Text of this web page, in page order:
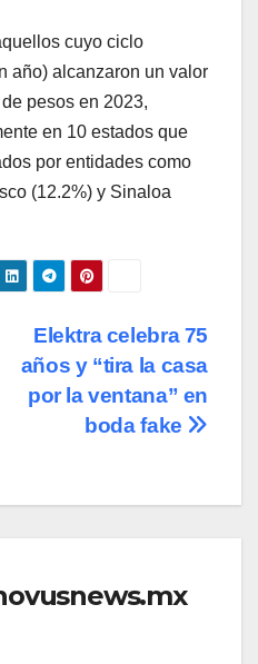
cuyo ciclo
año) alcanzaron un valor
pesos en 2023,
en 10 estados que
por entidades como
(12.2%) y Sinaloa
Elektra celebra 75
años y “tira la casa
por la ventana” en
boda fake